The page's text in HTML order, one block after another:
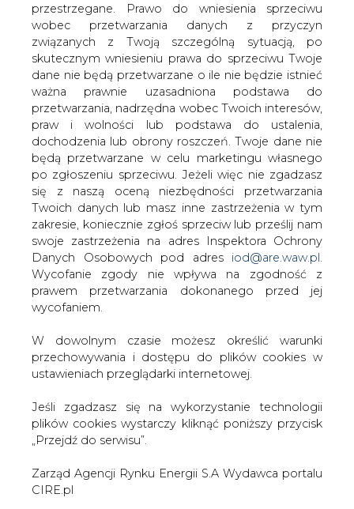
przestrzegane. Prawo do wniesienia sprzeciwu
wobec przetwarzania danych z przyczyn
związanych z Twoją szczególną sytuacją, po
skutecznym wniesieniu prawa do sprzeciwu Twoje
dane nie będą przetwarzane o ile nie będzie istnieć
ważna prawnie uzasadniona podstawa do
przetwarzania, nadrzędna wobec Twoich interesów,
praw i wolności lub podstawa do ustalenia,
dochodzenia lub obrony roszczeń. Twoje dane nie
będą przetwarzane w celu marketingu własnego
po zgłoszeniu sprzeciwu. Jeżeli więc nie zgadzasz
się z naszą oceną niezbędności przetwarzania
Twoich danych lub masz inne zastrzeżenia w tym
zakresie, koniecznie zgłoś sprzeciw lub prześlij nam
swoje zastrzeżenia na adres Inspektora Ochrony
Danych Osobowych pod adres iod@are.waw.pl
Wycofanie zgody nie wpływa na zgodność z
prawem przetwarzania dokonanego przed jej
wycofaniem.
W dowolnym czasie możesz określić warunki
przechowywania i dostępu do plików cookies w
ustawieniach przeglądarki internetowej.
Jeśli zgadzasz się na wykorzystanie technologii
plików cookies wystarczy kliknąć poniższy przycisk
„Przejdź do serwisu”.
Zarząd Agencji Rynku Energii S.A Wydawca portalu
CIRE.pl
Premier Północnej Nadrenii-Westfalii
Hannelore Kraft zapowiedziała, że nie
zgodzi się na eksploatację gazu
łupkowego metodą szczelinowania
hydraulicznego (fracking) na terenie
swojego kraju związkowego - podał w
piątek dziennik "Sueddeutsche
Zeitung".
"Nie pozwolę na stosowanie frackingu do eksploatacji
gazu łupkowego, dopóki będę premierem Północnej
Nadrenii-Westfalii" - oświadczyła Kraft.
Jak podkreśliła, gaz z łupków nie jest właściwą
alternatywą w przypadku przerwania przez Rosję dostaw
gazu do Europy. Zarzuciła zwolennikom gazu
łupkowego, że wykorzystują obawy obywateli do
forsowania własnych celów.
Kraft, wiceprzewodnicząca niemieckiej SPD, kieruje od
2010 roku rządem najludniejszego landu RFN. Następne
wybory w Północnej Nadrenii-Westfalii planowane są na
Kraft przeciwstawiła się ministrowi gospodarki i
energetyki Sigmarowi Gabrielowi, który zapowiedział, że
rząd jeszcze przed przerwą wakacyjną przygotuje projekt
ustawy regulującej zasady eksploatacji zasobów gazu
łupkowego metodą szczelinowania. Gabriel jest też
przewodniczącym SPD.